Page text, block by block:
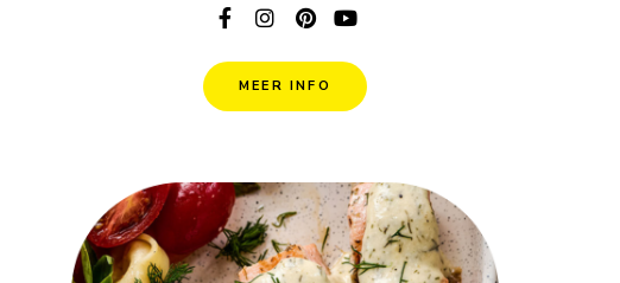
MEER INFO